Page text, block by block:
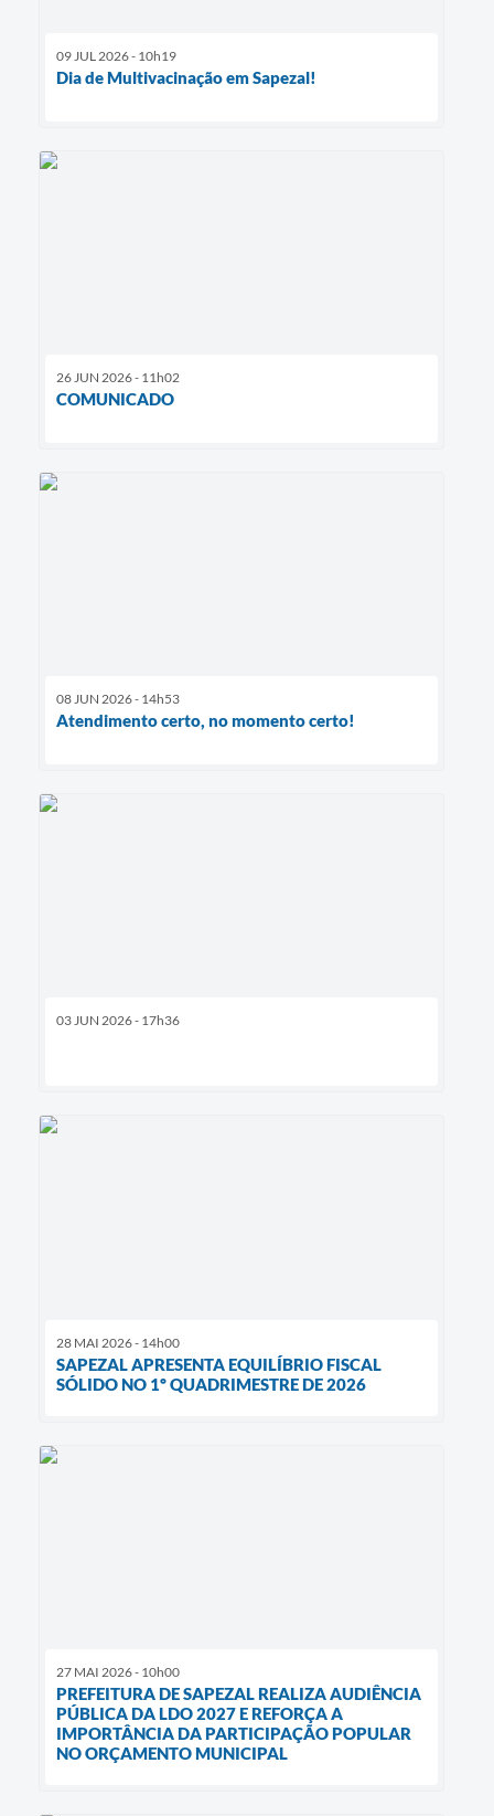
09 JUL 2026 - 10h19
Dia de Multivacinação em Sapezal!
26 JUN 2026 - 11h02
COMUNICADO
08 JUN 2026 - 14h53
Atendimento certo, no momento certo!
03 JUN 2026 - 17h36
28 MAI 2026 - 14h00
SAPEZAL APRESENTA EQUILÍBRIO FISCAL
SÓLIDO NO 1º QUADRIMESTRE DE 2026
27 MAI 2026 - 10h00
PREFEITURA DE SAPEZAL REALIZA AUDIÊNCIA
PÚBLICA DA LDO 2027 E REFORÇA A
IMPORTÂNCIA DA PARTICIPAÇÃO POPULAR
NO ORÇAMENTO MUNICIPAL